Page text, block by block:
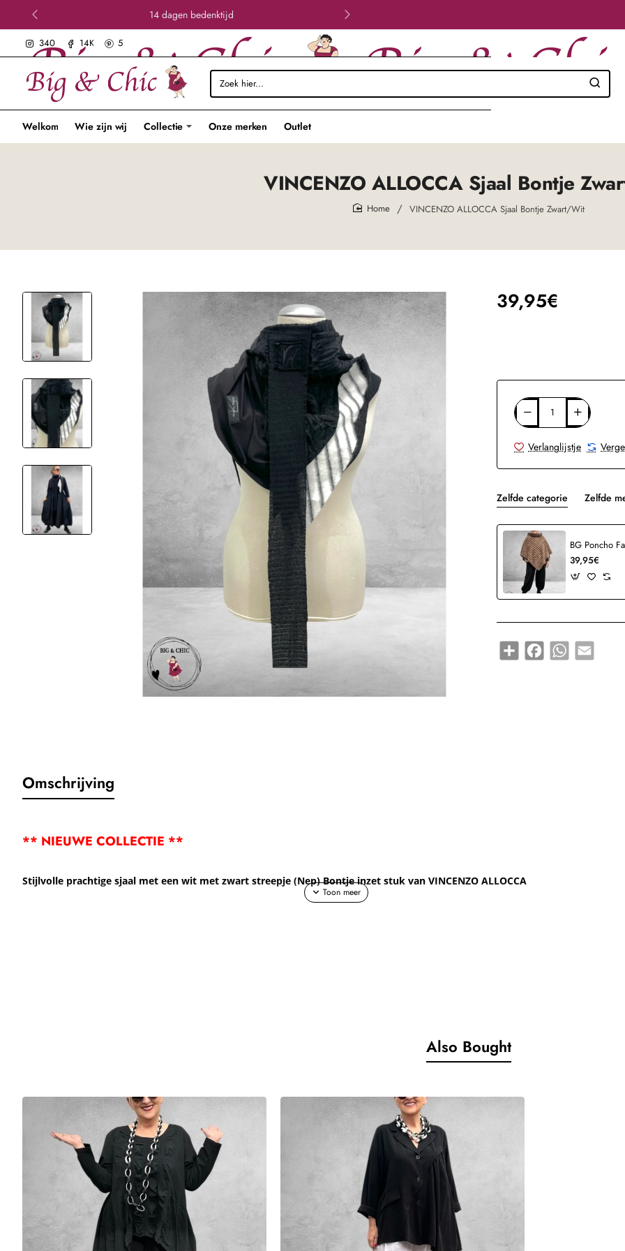
14 dagen bedenktijd
340 14K 5
Zoek
hier...
Welkom Wie zijn wij Collectie Onze merken Outlet
VINCENZO ALLOCCA Sjaal Bontje
VINCENZO ALLOCCA Sjaal Bontje Zwart/Wit
39,95€
Verlanglijstje
Zelfde categorie Zelfde
BG Poncho
39,95€
Share FacebookWhatsApp
Email
Omschrijving
** NIEUWE COLLECTIE **
Stijlvolle prachtige sjaal met een wit met zwart streepje (Nep) Bontje inzet stuk van VINCENZO ALLOCCA
* Echt handwerk, geen enkele sjaal is hetzelfde
* Past overal bij
* Heerlijk om te dragen
* Mooi en extra wit/zwart inzet stuk
Also Bought